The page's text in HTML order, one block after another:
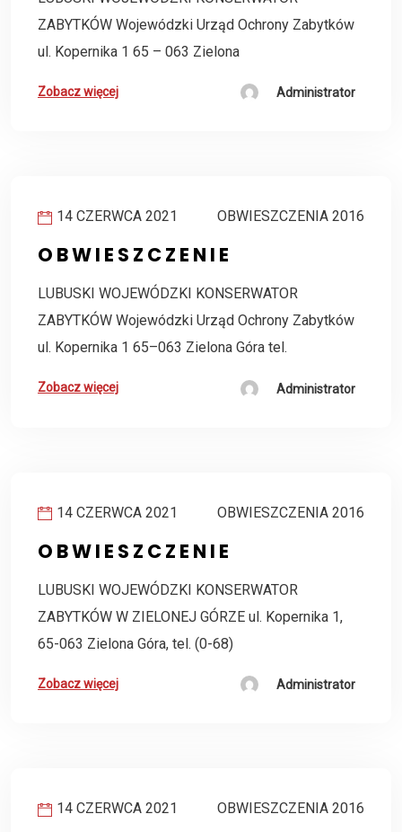
ZABYTKÓW Wojewódzki Urząd Ochrony Zabytków
ul. Kopernika 1 65 – 063 Zielona
Zobacz więcej Administrator
14 CZERWCA 2021 OBWIESZCZENIA 2016
O B W I E S Z C Z E N I E
LUBUSKI WOJEWÓDZKI KONSERWATOR
ZABYTKÓW Wojewódzki Urząd Ochrony Zabytków
ul. Kopernika 1 65–063 Zielona Góra tel.
Zobacz więcej Administrator
14 CZERWCA 2021 OBWIESZCZENIA 2016
O B W I E S Z C Z E N I E
LUBUSKI WOJEWÓDZKI KONSERWATOR
ZABYTKÓW W ZIELONEJ GÓRZE ul. Kopernika 1,
65-063 Zielona Góra, tel. (0-68)
Zobacz więcej Administrator
14 CZERWCA 2021 OBWIESZCZENIA 2016